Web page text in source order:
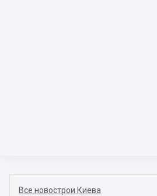
Все новострои Киева